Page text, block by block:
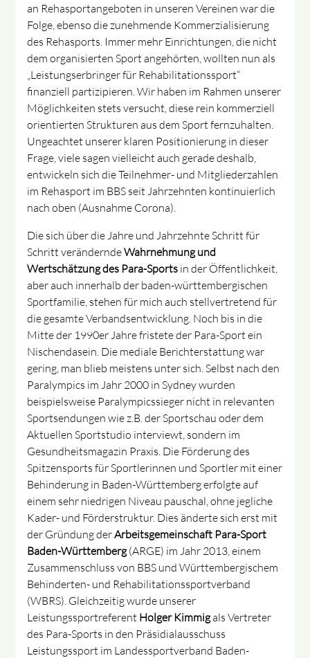
an Rehasportangeboten in unseren Vereinen war die
Folge, ebenso die zunehmende Kommerzialisierung
des Rehasports. Immer mehr Einrichtungen, die nicht
dem organisierten Sport angehörten, wollten nun als
„Leistungserbringer für Rehabilitationssport“
finanziell partizipieren. Wir haben im Rahmen unserer
Möglichkeiten stets versucht, diese rein kommerziell
orientierten Strukturen aus dem Sport fernzuhalten.
Ungeachtet unserer klaren Positionierung in dieser
Frage, viele sagen vielleicht auch gerade deshalb,
entwickeln sich die Teilnehmer- und Mitgliederzahlen
im Rehasport im BBS seit Jahrzehnten kontinuierlich
nach oben (Ausnahme Corona).
Die sich über die Jahre und Jahrzehnte Schritt für
Schritt veränderndeWahrnehmung und
Wertschätzung des Para-Sports in der Öffentlichkeit,
aber auch innerhalb der baden-württembergischen
Sportfamilie, stehen für mich auch stellvertretend für
die gesamte Verbandsentwicklung. Noch bis in die
Mitte der 1990er Jahre fristete der Para-Sport ein
Nischendasein. Die mediale Berichterstattung war
gering, man blieb meistens unter sich. Selbst nach den
Paralympics im Jahr 2000 in Sydney wurden
beispielsweise Paralympicssieger nicht in relevanten
Sportsendungen wie z.B. der Sportschau oder dem
Aktuellen Sportstudio interviewt, sondern im
Gesundheitsmagazin Praxis. Die Förderung des
Spitzensports für Sportlerinnen und Sportler mit einer
Behinderung in Baden-Württemberg erfolgte auf
einem sehr niedrigen Niveau pauschal, ohne jegliche
Kader- und Förderstruktur. Dies änderte sich erst mit
der Gründung derArbeitsgemeinschaft Para-Sport
Baden-Württemberg(ARGE) im Jahr 2013, einem
Zusammenschluss von BBS und Württembergischem
Behinderten- und Rehabilitationssportverband
(WBRS). Gleichzeitig wurde unserer
Leistungssportreferent Holger Kimmigals Vertreter
des Para-Sports in den Präsidialausschuss
Leistungssport im Landessportverband Baden-